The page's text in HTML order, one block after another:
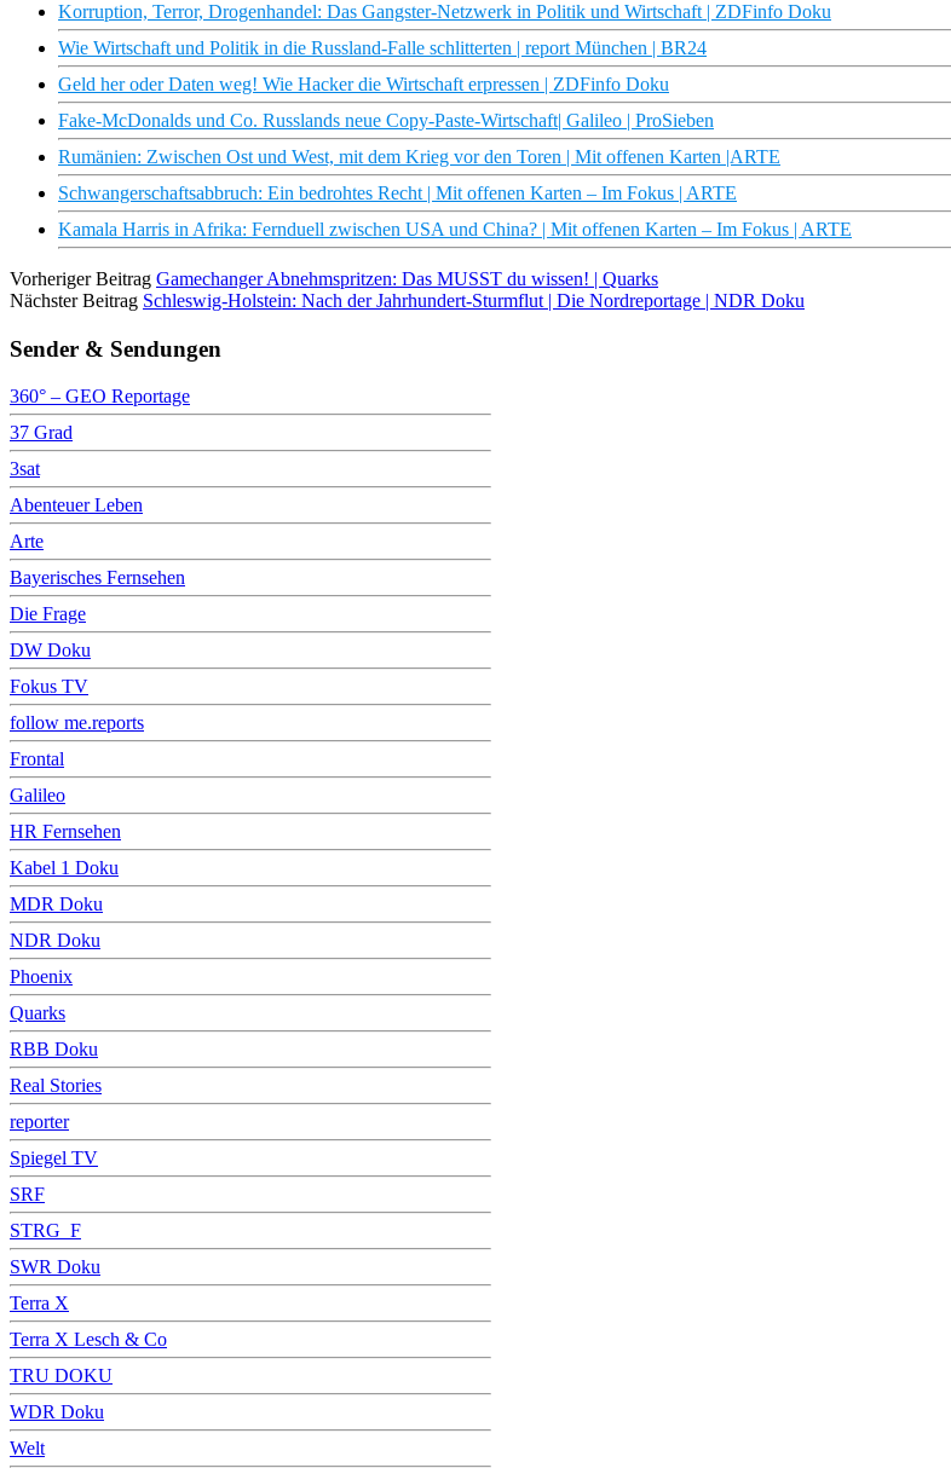
Korruption, Terror, Drogenhandel: Das Gangster-Netzwerk in Politik und Wirtschaft | ZDFinfo Doku
Wie Wirtschaft und Politik in die Russland-Falle schlitterten | report München | BR24
Geld her oder Daten weg! Wie Hacker die Wirtschaft erpressen | ZDFinfo Doku
Fake-McDonalds und Co. Russlands neue Copy-Paste-Wirtschaft| Galileo | ProSieben
Rumänien: Zwischen Ost und West, mit dem Krieg vor den Toren | Mit offenen Karten |ARTE
Schwangerschaftsabbruch: Ein bedrohtes Recht | Mit offenen Karten – Im Fokus | ARTE
Kamala Harris in Afrika: Fernduell zwischen USA und China? | Mit offenen Karten – Im Fokus | ARTE
Vorheriger Beitrag Gamechanger Abnehmspritzen: Das MUSST du wissen! | Quarks
Nächster Beitrag Schleswig-Holstein: Nach der Jahrhundert-Sturmflut | Die Nordreportage | NDR Doku
Sender & Sendungen
360° – GEO Reportage
37 Grad
3sat
Abenteuer Leben
Arte
Bayerisches Fernsehen
Die Frage
DW Doku
Fokus TV
follow me.reports
Frontal
Galileo
HR Fernsehen
Kabel 1 Doku
MDR Doku
NDR Doku
Phoenix
Quarks
RBB Doku
Real Stories
reporter
Spiegel TV
SRF
STRG_F
SWR Doku
Terra X
Terra X Lesch & Co
TRU DOKU
WDR Doku
Welt